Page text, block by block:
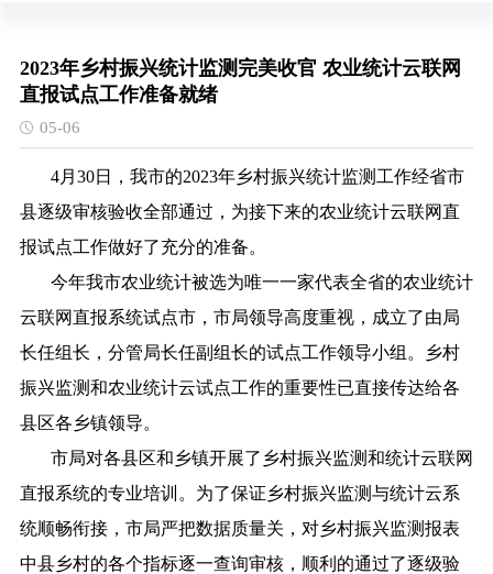
2023年乡村振兴统计监测完美收官 农业统计云联网
直报试点工作准备就绪
05-06
4月30日，我市的2023年乡村振兴统计监测工作经省市
县逐级审核验收全部通过，为接下来的农业统计云联网直
报试点工作做好了充分的准备。
今年我市农业统计被选为唯一一家代表全省的农业统计
云联网直报系统试点市，市局领导高度重视，成立了由局
长任组长，分管局长任副组长的试点工作领导小组。乡村
振兴监测和农业统计云试点工作的重要性已直接传达给各
县区各乡镇领导。
市局对各县区和乡镇开展了乡村振兴监测和统计云联网
直报系统的专业培训。为了保证乡村振兴监测与统计云系
统顺畅衔接，市局严把数据质量关，对乡村振兴监测报表
中县乡村的各个指标逐一查询审核，顺利的通过了逐级验